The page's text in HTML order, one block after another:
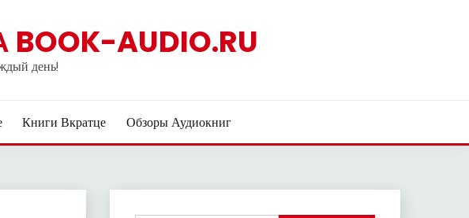
AUDIO.RU
день!
Книги Вкратце Обзоры Аудиокниг